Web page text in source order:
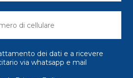
dei dati e a ricevere
via whatsapp e mail